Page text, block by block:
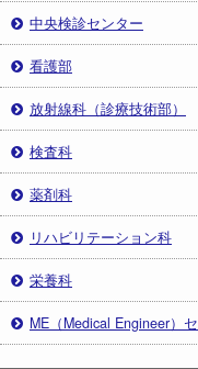
中央検診センター
看護部
放射線科（診療技術部）
検査科
薬剤科
リハビリテーション科
栄養科
ME（Medical Engineer）